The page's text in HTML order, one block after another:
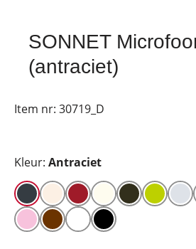
SONNET
(antraciet)
Item nr: 30719_D
Kleur: Antraciet